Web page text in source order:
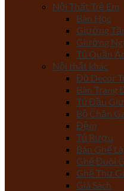
Nội Thất Trẻ Em
Bàn Học
Giường
Giường
Tủ Quần
Nội thất khác
Đồ Decor
Bàn Trang
Tủ Đầu
Bộ Chăn
Đệm
Tủ Rượu
Bàn Ghế
Ghế Đuôi
Ghế Thư
Giá Sách